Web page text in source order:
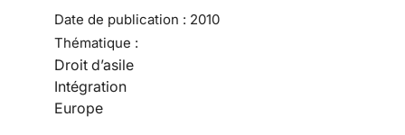
Date de publication : 2010
Thématique :
Droit d’asile
Intégration
Europe